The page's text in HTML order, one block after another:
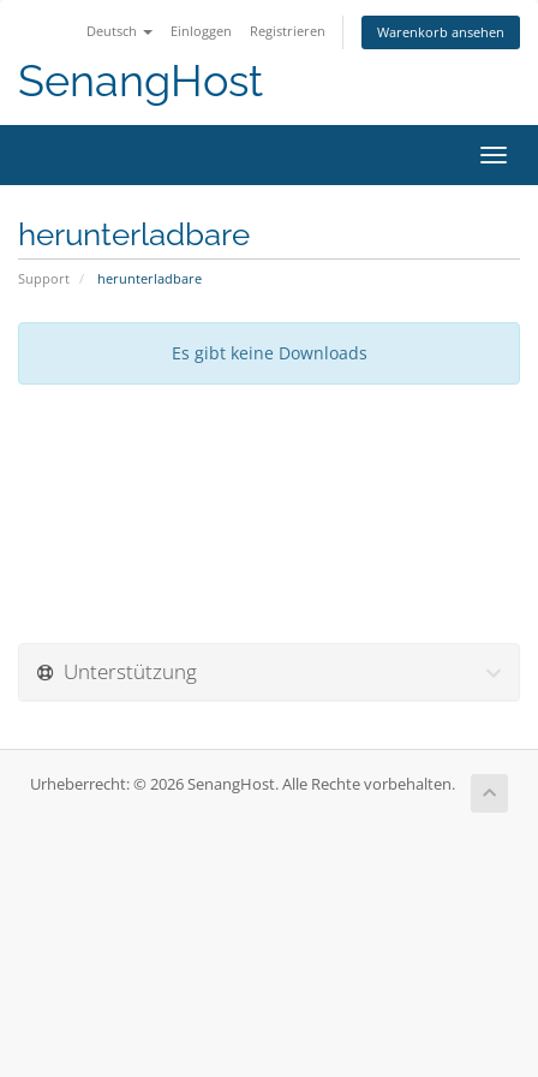
Deutsch Einloggen Registrieren Warenkorb ansehen
SenangHost
ein-/
herunterladbare
Support herunterladbare
Es gibt keine Downloads
Unterstützung
Urheberrecht: © 2026 SenangHost. Alle Rechte vorbehalten.